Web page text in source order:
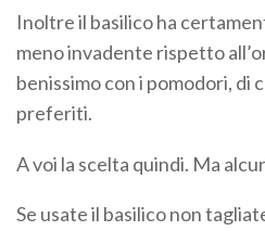
Inoltre il basilico ha
meno invadente rispetto
benissimo con i pomodori, di
preferiti.
A voi la scelta quindi. Ma
Se usate il basilico non